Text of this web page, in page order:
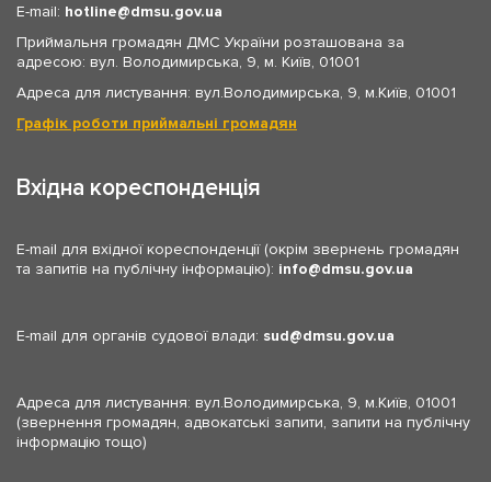
E-mail: hotline
dmsu.gov.ua
Приймальня громадян ДМС України розташована за
адресою: вул. Володимирська, 9, м. Київ, 01001
Адреса для листування: вул.Володимирська, 9, м.Київ, 01001
Графік роботи приймальні громадян
Вхідна кореспонденція
E-mail для вхідної кореспонденції (окрім звернень громадян
та запитів на публічну інформацію): info dmsu.gov.ua
E-mail для органів судової влади: sud dmsu.gov.ua
Адреса для листування: вул.Володимирська, 9, м.Київ, 01001
(звернення громадян, адвокатські запити, запити на публічну
інформацію тощо)